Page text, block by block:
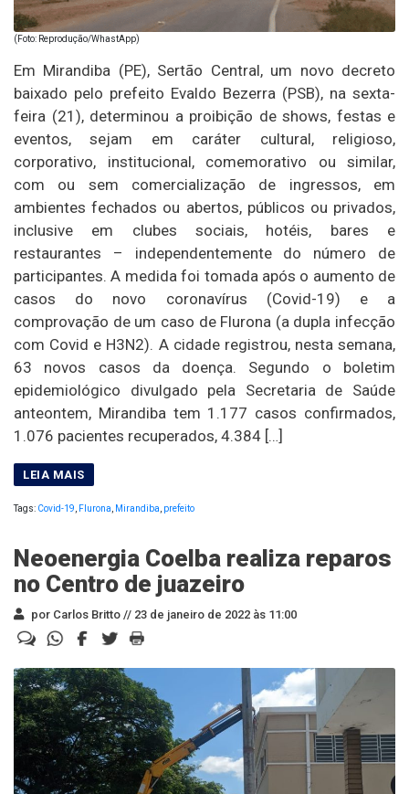
(Foto: Reprodução/WhastApp)
Em Mirandiba (PE), Sertão Central, um novo decreto
baixado pelo prefeito Evaldo Bezerra (PSB), na sexta-
feira (21), determinou a proibição de shows, festas e
eventos, sejam em caráter cultural, religioso,
corporativo, institucional, comemorativo ou similar,
com ou sem comercialização de ingressos, em
ambientes fechados ou abertos, públicos ou privados,
inclusive em clubes sociais, hotéis, bares e
restaurantes – independentemente do número de
participantes. A medida foi tomada após o aumento de
casos do novo coronavírus (Covid-19) e a
comprovação de um caso de Flurona (a dupla infecção
com Covid e H3N2). A cidade registrou, nesta semana,
63 novos casos da doença. Segundo o boletim
epidemiológico divulgado pela Secretaria de Saúde
anteontem, Mirandiba tem 1.177 casos confirmados,
1.076 pacientes recuperados, 4.384 […]
Tags: Covid-19 Flurona Mirandiba prefeito
Neoenergia Coelba realiza reparos
no Centro de juazeiro
por Carlos Britto // 23 de janeiro de 2022 às 11:00